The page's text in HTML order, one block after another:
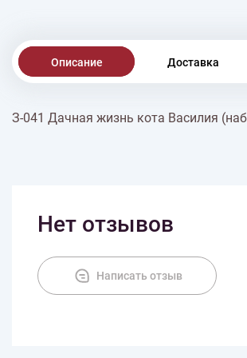
Описание Доставка
З-041 Дачная жизнь кота Василия
Нет отзывов
Написать отзыв